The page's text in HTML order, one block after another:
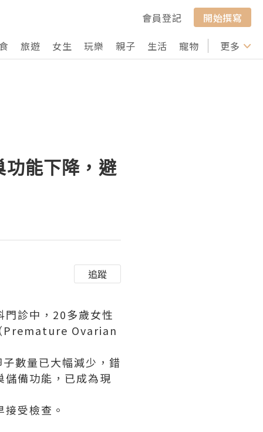
會員登記
開始撰寫
旅遊 女生 玩樂 親子 生活 寵物 行山 打卡
更多
能下降，避
追蹤
診中，20多歲女性
Premature Ovarian
數量已大幅減少，錯
儲備功能，已成為現
受檢查。